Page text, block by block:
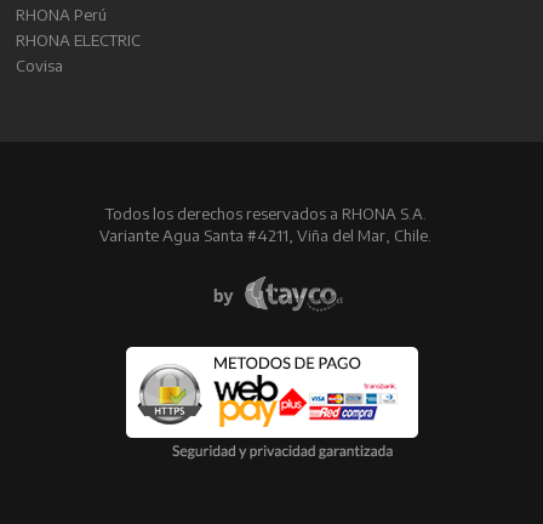
RHONA Perú
RHONA ELECTRIC
Covisa
Todos los derechos reservados a RHONA S.A.
Variante Agua Santa #4211, Viña del Mar, Chile.